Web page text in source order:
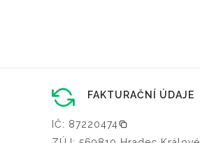
FAKTURAČNÍ ÚDAJE
IČ: 87220474